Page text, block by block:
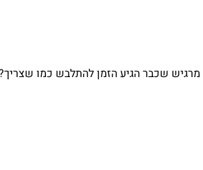
מרגיש שכבר הגיע הזמן להתלבש כמו